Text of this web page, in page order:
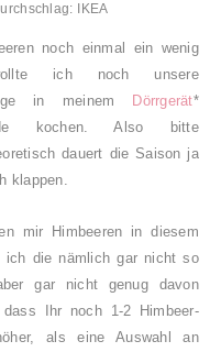
IKEA
noch einmal ein wenig
ich noch unsere
in meinem Dörrgerät*
kochen. Also bitte
dauert die Saison ja
klappen.
mir Himbeeren in diesem
ich die nämlich gar nicht so
gar nicht genug davon
dass Ihr noch 1-2 Himbeer-
als eine Auswahl an